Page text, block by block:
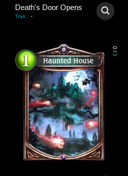
Death's Door Opens
Trait : -
0
/
3